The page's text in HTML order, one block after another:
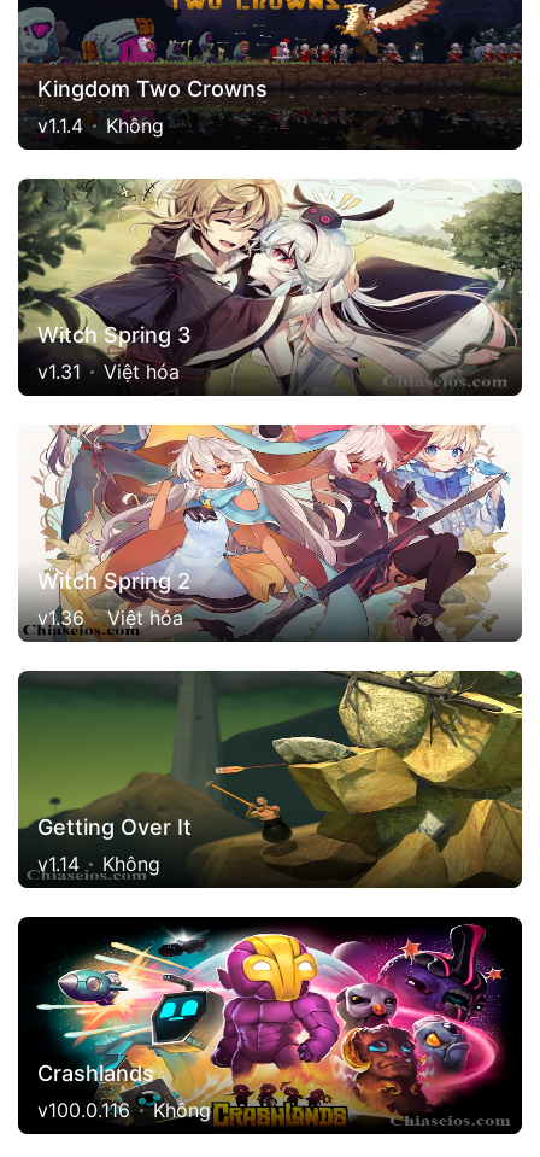
Kingdom Two Crowns
v1.1.4 Không
Witch Spring 3
v1.31 Việt hóa
Witch Spring 2
v1.36 Việt hóa
Getting Over It
v1.14 Không
Crashlands
v100.0.116 Không